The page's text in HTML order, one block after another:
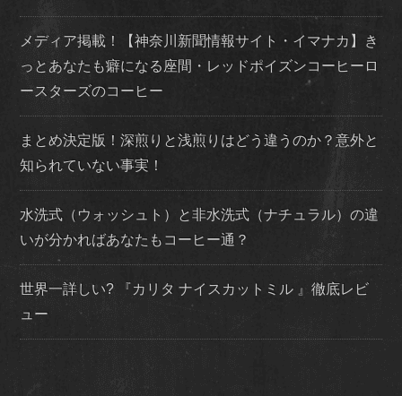
メディア掲載！【神奈川新聞情報サイト・イマナカ】き
っとあなたも癖になる座間・レッドポイズンコーヒーロ
ースターズのコーヒー
まとめ決定版！深煎りと浅煎りはどう違うのか？意外と
知られていない事実！
水洗式（ウォッシュト）と非水洗式（ナチュラル）の違
いが分かればあなたもコーヒー通？
世界一詳しい? 『カリタ ナイスカットミル 』徹底レビ
ュー